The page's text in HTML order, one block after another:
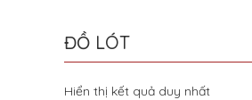
ĐỒ LÓT
Hiển thị kết quả duy nhất